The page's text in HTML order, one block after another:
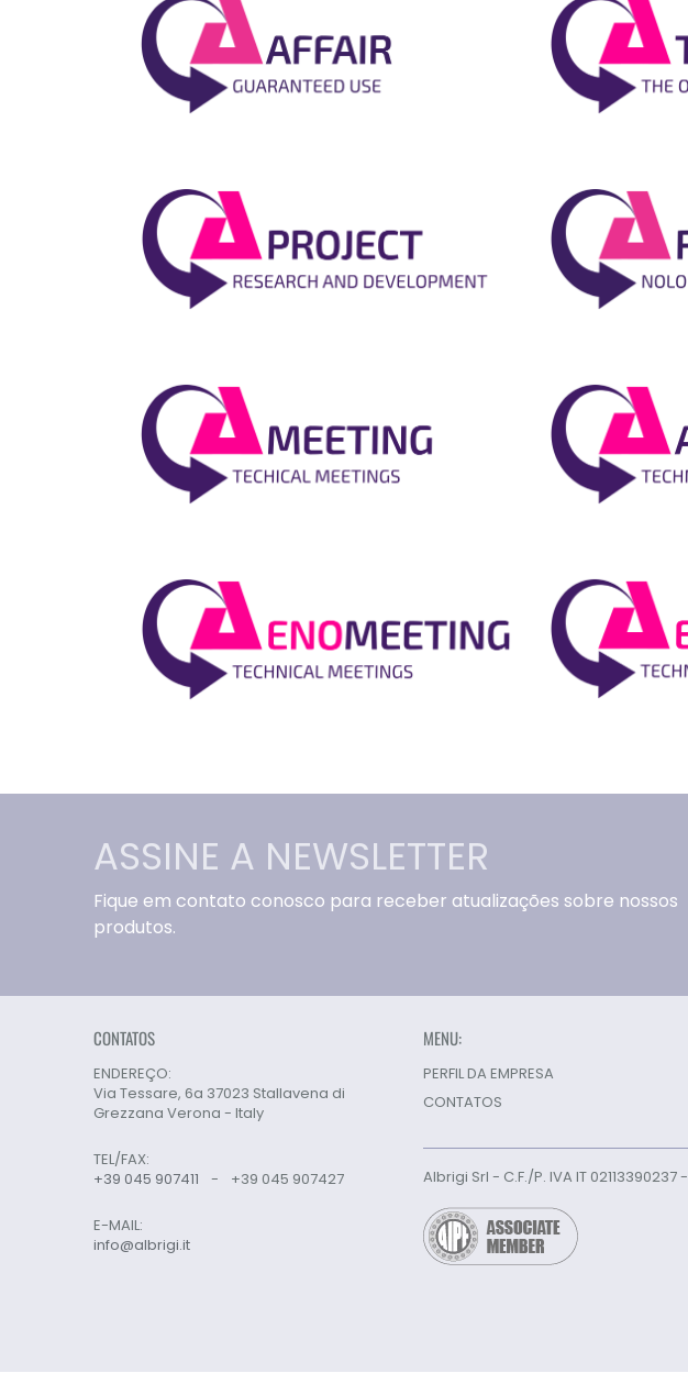
ASSINE A NEWSLETTER
Fique em contato conosco para receber atualizações sobre nossos
produtos.
CONTATOS
ENDEREÇO:
Via Tessare, 6a 37023 Stallavena di
Grezzana Verona - Italy
TEL/FAX:
+39 045 907411
- +39 045 907427
E-MAIL:
info@albrigi.it
MENU:
PERFIL DA EMPRESA
CONTATOS
Albrigi Srl - C.F./P. IVA IT 02113390237 -